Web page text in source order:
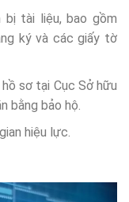
tài liệu, bao gồm
ký và các giấy tờ
sơ tại Cục Sở hữu
bằng bảo hộ.
hiệu lực.